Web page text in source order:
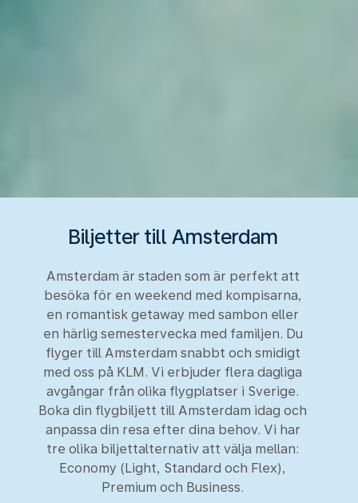
Biljetter till Amsterdam
Amsterdam är staden som är perfekt att
besöka för en weekend med kompisarna,
en romantisk getaway med sambon eller
en härlig semestervecka med familjen. Du
flyger till Amsterdam snabbt och smidigt
med oss på KLM. Vi erbjuder flera dagliga
avgångar från olika flygplatser i Sverige.
Boka din flygbiljett till Amsterdam idag och
anpassa din resa efter dina behov. Vi har
tre olika biljettalternativ att välja mellan:
Economy (Light, Standard och Flex),
Premium och Business.